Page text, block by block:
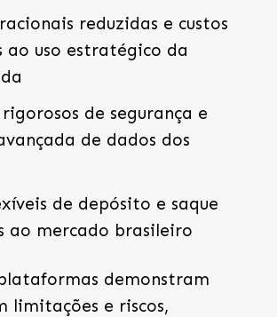
reduzidas e custos
ao uso estratégico da
de segurança e
de dados dos
de depósito e saque
ao mercado brasileiro
demonstram
limitações e riscos,